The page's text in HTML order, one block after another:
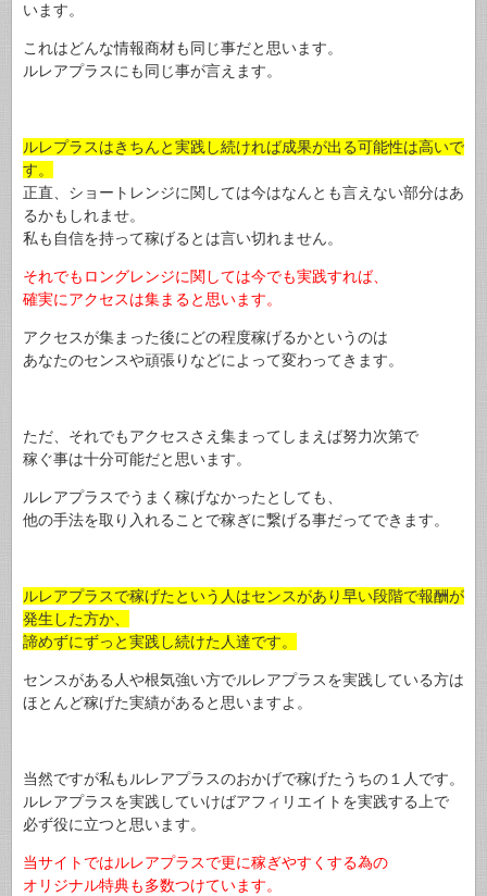
います。
これはどんな情報商材も同じ事だと思います。
ルレアプラスにも同じ事が言えます。
ルレプラスはきちんと実践し続ければ成果が出る可能性は高いで
す。
正直、ショートレンジに関しては今はなんとも言えない部分はあ
るかもしれませ。
私も自信を持って稼げるとは言い切れません。
それでもロングレンジに関しては今でも実践すれば、
確実にアクセスは集まると思います。
アクセスが集まった後にどの程度稼げるかというのは
あなたのセンスや頑張りなどによって変わってきます。
ただ、それでもアクセスさえ集まってしまえば努力次第で
稼ぐ事は十分可能だと思います。
ルレアプラスでうまく稼げなかったとしても、
他の手法を取り入れることで稼ぎに繋げる事だってできます。
ルレアプラスで稼げたという人はセンスがあり早い段階で報酬が
発生した方か、
諦めずにずっと実践し続けた人達です。
センスがある人や根気強い方でルレアプラスを実践している方は
ほとんど稼げた実績があると思いますよ。
当然ですが私もルレアプラスのおかげで稼げたうちの１人です。
ルレアプラスを実践していけばアフィリエイトを実践する上で
必ず役に立つと思います。
当サイトではルレアプラスで更に稼ぎやすくする為の
オリジナル特典も多数つけています。